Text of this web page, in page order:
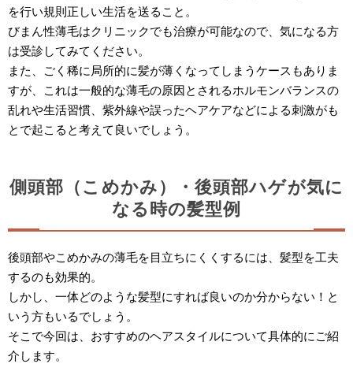
を行い規則正しい生活を送ること。
びまん性薄毛はクリニックでも治療が可能なので、気になる方
は受診してみてください。
また、ごく稀に局所的に髪が薄くなってしまうケースもありま
すが、これは一般的な薄毛の原因とされるホルモンバランスの
乱れや生活習慣、紫外線や誤ったヘアケアなどによる刺激がも
とで起こると考えて良いでしょう。
側頭部（こめかみ）・後頭部ハゲが気に
なる時の髪型例
後頭部やこめかみの薄毛を目立ちにくくするには、髪型を工夫
するのも効果的。
しかし、一体どのような髪型にすれば良いのか分からない！と
いう方もいるでしょう。
そこで今回は、おすすめのヘアスタイルについて具体的にご紹
介します。